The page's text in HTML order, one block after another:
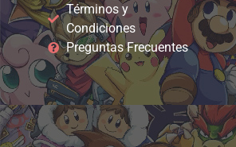
Términos y
Condiciones
Preguntas Frecuentes